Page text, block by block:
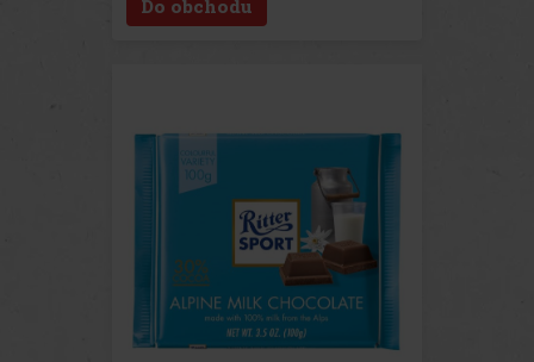
křupavé lískové oříšky a křupavé
rýžové lupínky. Skutečná lahůdka pro
Do obchodu